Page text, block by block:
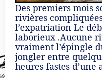
Des premiers mois
rivières
l’expatriation Le
laborieux .Aucune
vraiment l’épingle
jongler entre
heures fastes